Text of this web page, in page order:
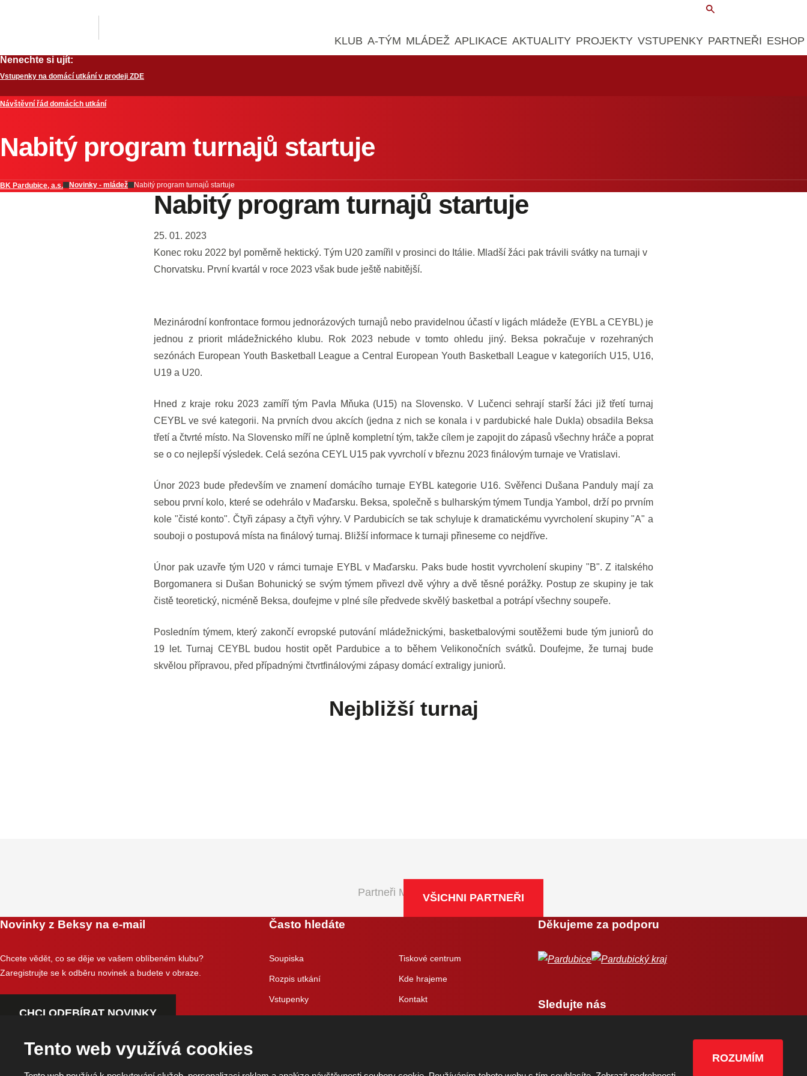
KLUB A-TÝM MLÁDEŽ APLIKACE AKTUALITY PROJEKTY VSTUPENKY PARTNEŘI ESHOP
Nenechte si ujít:
Vstupenky na domácí utkání v prodeji ZDE
Návštěvní řád domácích utkání
Nabitý program turnajů startuje
BK Pardubice, a.s. Novinky - mládež Nabitý program turnajů startuje
Nabitý program turnajů startuje
25. 01. 2023
Konec roku 2022 byl poměrně hektický. Tým U20 zamířil v prosinci do Itálie. Mladší žáci pak trávili svátky na turnaji v
Chorvatsku. První kvartál v roce 2023 však bude ještě nabitější.
Mezinárodní konfrontace formou jednorázových turnajů nebo pravidelnou účastí v ligách mládeže (EYBL a CEYBL) je
jednou z priorit mládežnického klubu. Rok 2023 nebude v tomto ohledu jiný. Beksa pokračuje v rozehraných
sezónách European Youth Basketball League a Central European Youth Basketball League v kategoriích U15, U16,
U19 a U20.
Hned z kraje roku 2023 zamíří tým Pavla Mňuka (U15) na Slovensko. V Lučenci sehrají starší žáci již třetí turnaj
CEYBL ve své kategorii. Na prvních dvou akcích (jedna z nich se konala i v pardubické hale Dukla) obsadila Beksa
třetí a čtvrté místo. Na Slovensko míří ne úplně kompletní tým, takže cílem je zapojit do zápasů všechny hráče a poprat
se o co nejlepší výsledek. Celá sezóna CEYL U15 pak vyvrcholí v březnu 2023 finálovým turnaje ve Vratislavi.
Únor 2023 bude především ve znamení domácího turnaje EYBL kategorie U16. Svěřenci Dušana Panduly mají za
sebou první kolo, které se odehrálo v Maďarsku. Beksa, společně s bulharským týmem Tundja Yambol, drží po prvním
kole "čisté konto". Čtyři zápasy a čtyři výhry. V Pardubicích se tak schyluje k dramatickému vyvrcholení skupiny "A" a
souboji o postupová místa na finálový turnaj. Bližší informace k turnaji přineseme co nejdříve.
Únor pak uzavře tým U20 v rámci turnaje EYBL v Maďarsku. Paks bude hostit vyvrcholení skupiny "B". Z italského
Borgomanera si Dušan Bohunický se svým týmem přivezl dvě výhry a dvě těsné porážky. Postup ze skupiny je tak
čistě teoretický, nicméně Beksa, doufejme v plné síle předvede skvělý basketbal a potrápí všechny soupeře.
Posledním týmem, který zakončí evropské putování mládežnickými, basketbalovými soutěžemi bude tým juniorů do
19 let. Turnaj CEYBL budou hostit opět Pardubice a to během Velikonočních svátků. Doufejme, že turnaj bude
skvělou přípravou, před případnými čtvrtfinálovými zápasy domácí extraligy juniorů.
Nejbližší turnaj
Partneři Maxa NBLVŠICHNI PARTNEŘI
Novinky z Beksy na e-mail
Chcete vědět, co se děje ve vašem oblíbeném klubu?
Zaregistrujte se k odběru novinek a budete v obraze.
CHCI ODEBÍRAT NOVINKY
Často hledáte
Soupiska
Rozpis utkání
Vstupenky
Tiskové centrum
Kde hrajeme
Kontakt
Děkujeme za podporu
Sledujte nás
Tento web využívá cookies ROZUMÍM